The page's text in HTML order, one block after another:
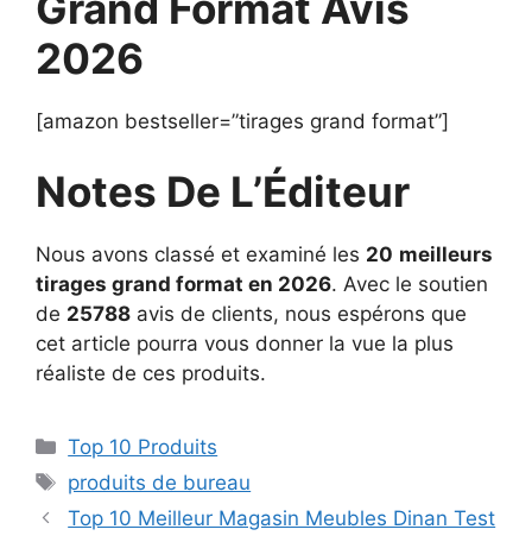
2026
[amazon bestseller=”tirages grand format”]
Notes De L’Éditeur
Nous avons classé et examiné les 20 meilleurs
tirages grand format en 2026. Avec le soutien
de 25788 avis de clients, nous espérons que
cet article pourra vous donner la vue la plus
réaliste de ces produits.
Top 10 Produits
produits de bureau
Top 10 Meilleur Magasin Meubles Dinan Test